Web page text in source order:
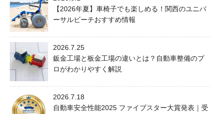
【2026年夏】車椅子でも楽しめる！関西のユニバ
ーサルビーチおすすめ情報
2026.7.25
鈑金工場と板金工場の違いとは？自動車整備のプ
ロがわかりやすく解説
2026.7.18
自動車安全性能2025 ファイブスター大賞発表｜受